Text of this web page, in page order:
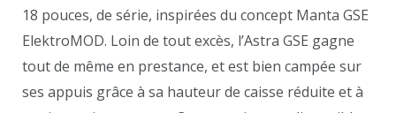
18 pouces, de série, inspirées du concept Manta GSE
ElektroMOD. Loin de tout excès, l’Astra GSE gagne
tout de même en prestance, et est bien campée sur
ses appuis grâce à sa hauteur de caisse réduite et à